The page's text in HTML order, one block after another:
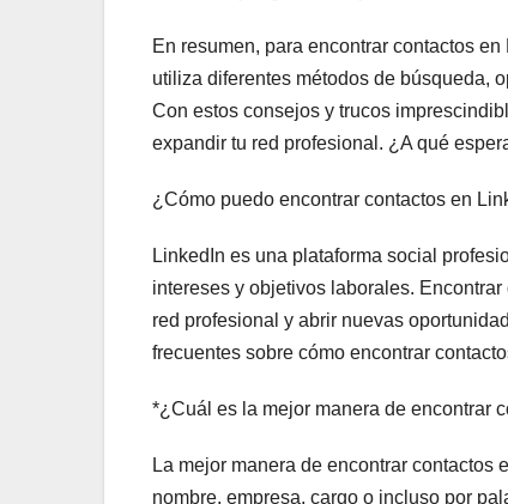
En resumen, para encontrar contactos
utiliza diferentes métodos de búsqueda,
Con estos consejos y trucos
expandir tu red profesional. ¿A qué
¿Cómo puedo encontrar contactos en
LinkedIn es una plataforma social
intereses y objetivos laborales.
red profesional y abrir nuevas
frecuentes sobre cómo encontrar
*¿Cuál es la mejor manera de encontrar
La mejor manera de encontrar
nombre, empresa, cargo o incluso por